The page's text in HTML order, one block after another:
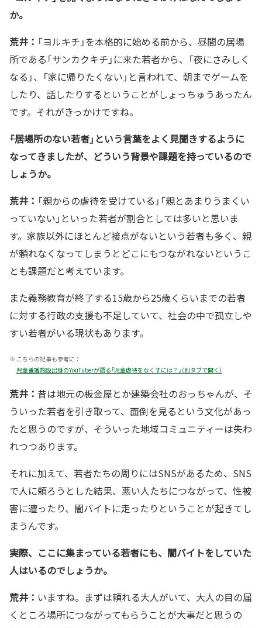
か。
荒井： 「ヨルキチ」を本格的に始める前から、昼間の居場
所である「サンカクキチ」に来た若者から、「夜にさみしく
なる」、「家に帰りたくない」と言われて、朝までゲームを
したり、話したりするということがしょっちゅうあったん
です。それがきっかけですね。
――「居場所のない若者」という言葉をよく見聞きするように
なってきましたが、どういう背景や課題を持っているので
しょうか。
荒井： 「親からの虐待を受けている」「親とあまりうまくい
っていない」といった若者が割合としては多いと思いま
す。家族以外にほとんど接点がないという若者も多く、親
が頼れなくなってしまうとどこにもつながれないというこ
とも課題だと考えています。
また義務教育が終了する15歳から25歳くらいまでの若者
に対する行政の支援も不足していて、社会の中で孤立しや
すい若者がいる現状もあります。
※ こちらの記事も参考に：
児童養護施設出身のYouTuberが語る「児童虐待をなくすには？」（別タブで開く）
荒井： 昔は地元の板金屋とか建築会社のおっちゃんが、そ
ういった若者を引き取って、面倒を見るという文化があっ
たと思うのですが、そういった地域コミュニティーは失わ
れつつあります。
それに加えて、若者たちの周りにはSNSがあるため、SNS
で人に頼ろうとした結果、悪い人たちにつながって、性被
害に遭ったり、闇バイトに走ったりということが起きてし
まうんです。
――実際、ここに集まっている若者にも、闇バイトをしていた
人はいるのでしょうか。
荒井： いますね。まずは頼れる大人がいて、大人の目の届
くところ場所につながってもらうことが大事だと思うの